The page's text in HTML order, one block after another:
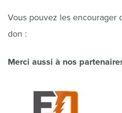
Vous pouvez les encourager
don :
Merci aussi à nos